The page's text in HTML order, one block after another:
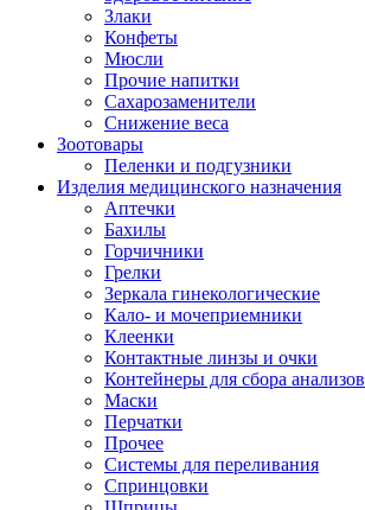
Злаки
Конфеты
Мюсли
Прочие напитки
Сахарозаменители
Снижение веса
Зоотовары
Пеленки и подгузники
Изделия медицинского назначения
Аптечки
Бахилы
Горчичники
Грелки
Зеркала гинекологические
Кало- и мочеприемники
Клеенки
Контактные линзы и очки
Контейнеры для сбора анализов
Маски
Перчатки
Прочее
Системы для переливания
Спринцовки